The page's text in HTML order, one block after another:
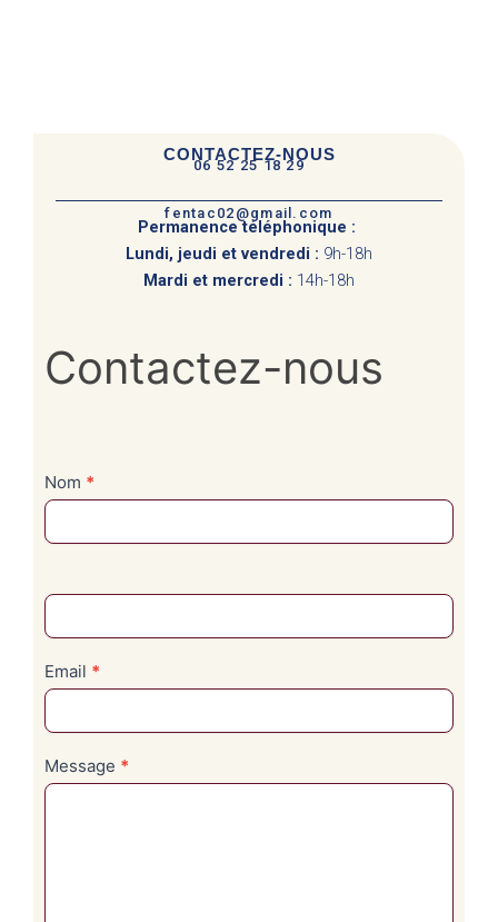
CONTACTEZ-NOUS
06 52 25 18 29
fentac02@gmail.com
Permanence téléphonique :
Lundi, jeudi et vendredi : 9h-18h
Mardi et mercredi : 14h-18h
nous
Contactez-nous
Nom *
Email *
Message *